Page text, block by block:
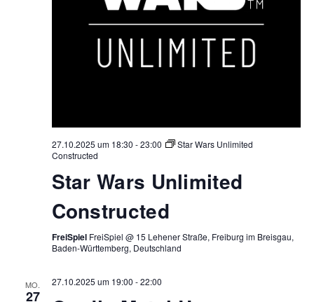
27.10.2025 um 18:30 -23:00
Star Wars Unlimited
Constructed
Star Wars Unlimited
Constructed
FreiSpiel FreiSpiel @ 15 Lehener Straße, Freiburg im Breisgau,
Baden-Württemberg, Deutschland
MO.
27
27.10.2025 um 19:00 -22:00